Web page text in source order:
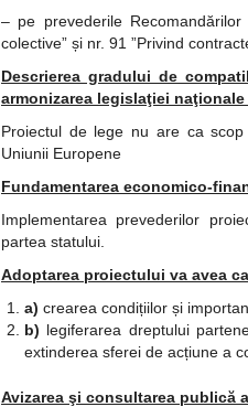
– pe prevederile
colective” și nr. 91 ”Privind
Descrierea gradului de
armonizarea legislaţiei
Proiectul de lege nu are ca
Uniunii Europene
Fundamentarea economico-
Implementarea prevederilor
partea statului.
Adoptarea proiectului va avea
a) crearea condițiilor și
b) legiferarea dreptului
extinderea sferei de acțiune a
Avizarea şi consultarea publică